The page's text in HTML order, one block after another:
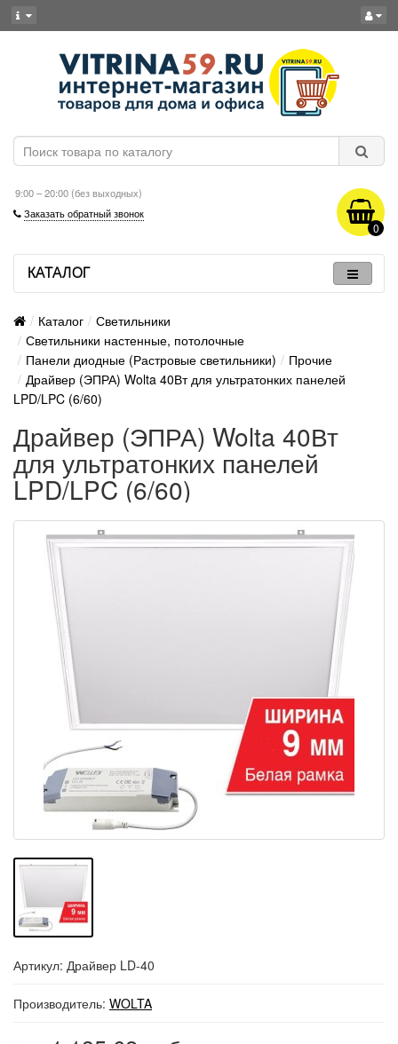
9:00 – 20:00 (без выходных)
Заказать обратный звонок
0
КАТАЛОГ
Каталог
Светильники
Светильники настенные, потолочные
Панели диодные (Растровые светильники)
Прочие
Драйвер (ЭПРА) Wolta 40Вт для ультратонких панелей
LPD/LPC (6/60)
Драйвер (ЭПРА) Wolta 40Вт
для ультратонких панелей
LPD/LPC (6/60)
Артикул: Драйвер LD-40
Производитель: WOLTA